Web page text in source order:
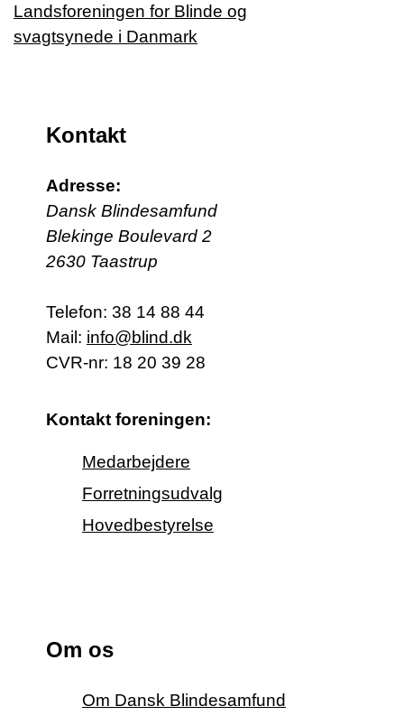
Kontakt
Adresse:
Dansk Blindesamfund
Blekinge Boulevard 2
2630 Taastrup
Telefon: 38 14 88 44
Mail: info@blind.dk
CVR-nr: 18 20 39 28
Kontakt foreningen:
Medarbejdere
Forretningsudvalg
Hovedbestyrelse
Om os
Om Dansk Blindesamfund